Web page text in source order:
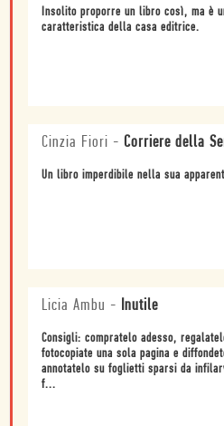
Insolito proporre un libro così, ma è
caratteristica della casa editrice.
Cinzia Fiori - Corriere della
Un libro imperdibile nella sua
Licia Ambu - Inutile
Consigli: compratelo adesso,
fotocopiate una sola pagina e
annotatelo su foglietti sparsi da
f...